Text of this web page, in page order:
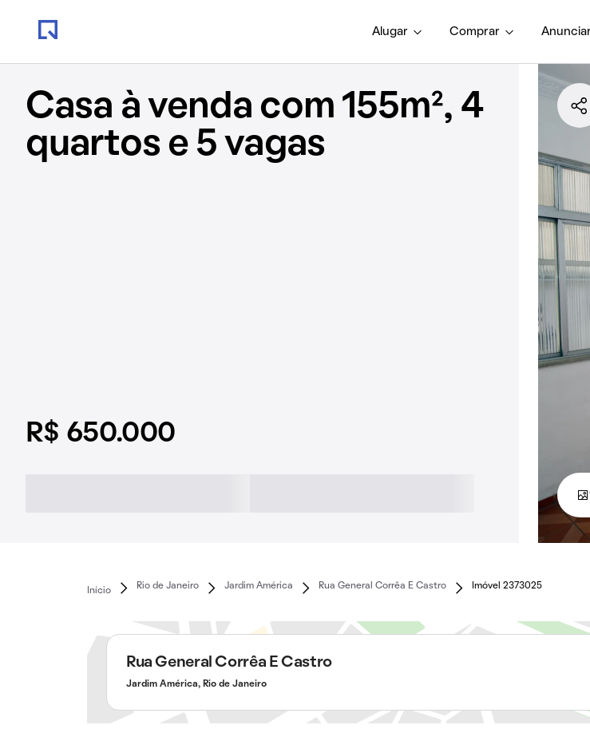
Alugar Comprar
Casa à venda com 155m², 4
quartos e 5 vagas
R$ 650.000
Início
Rio de Janeiro Jardim América Rua General Corrêa E Castro Imóvel 2373025
Rua General Corrêa E Castro
Jardim América, Rio de Janeiro